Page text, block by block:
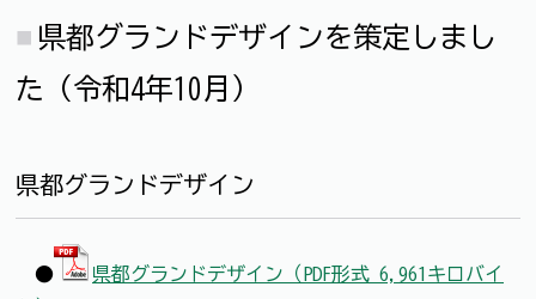
県都グランドデザインを策定しまし
た（令和4年10月）
県都グランドデザイン
●
県都グランドデザイン（PDF形式 6,961キロバイ